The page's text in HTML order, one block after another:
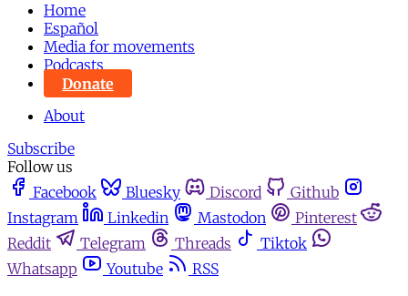
Home
Español
Media for movements
Podcasts
Donate
About
Subscribe
Follow us
Facebook
Bluesky Discord
Github
Instagram
Linkedin Mastodon
Pinterest
Reddit
Telegram Threads
Tiktok
Whatsapp
Youtube RSS